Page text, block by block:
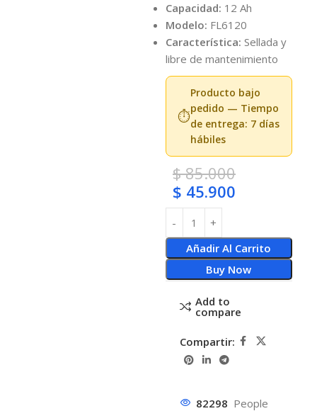
Capacidad: 12 Ah
Modelo: FL6120
Característica: Sellada y
libre de mantenimiento
⏱️
Producto bajo
pedido — Tiempo
de entrega: 7 días
hábiles
$85.000
$ 45.900
Añadir Al Carrito
Buy Now
Add to
compare
Compartir:
82298 People